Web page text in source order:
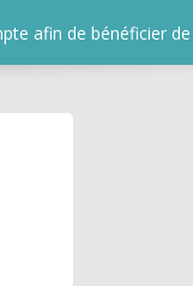
afin de bénéficier